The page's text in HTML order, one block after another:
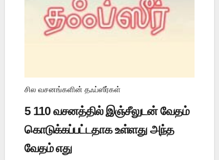
சில வசனங்களின் தஃப்ஸீர்கள்
5 110 வசனத்தில் இஞ்சீலுடன் வேதம்
கொடுக்கப்பட்டதாக உள்ளது அந்த
வேதம் எது